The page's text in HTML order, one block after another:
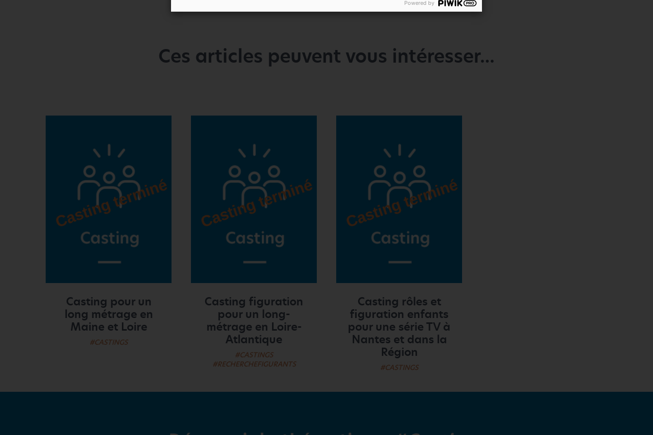
Ces articles peuvent vous intéresser...
Casting pour un
long métrage en
Maine et Loire
#CASTINGS
Casting figuration
pour un long-
métrage en Loire-
Atlantique
#CASTINGS
#RECHERCHEFIGURANTS
Casting rôles et
figuration enfants
pour une série TV à
Nantes et dans la
Région
#CASTINGS
Powered by